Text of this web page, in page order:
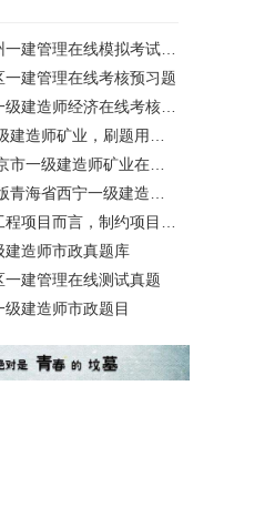
理在线模拟考试，如何一次就考过？
一建管理在线考核预习题
造师经济在线考核模拟练习题
师矿业，刷题用什么方法好？
建造师矿业在线模拟历年题库
西宁一级建造师矿业模拟练习题
言，制约项目规模大小的首要因素是()。
建造师市政真题库
一建管理在线测试真题
级建造师市政题目